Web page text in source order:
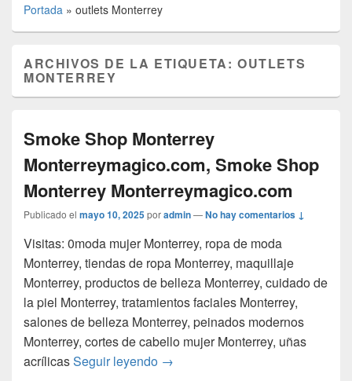
Portada » outlets Monterrey
ARCHIVOS DE LA ETIQUETA:OUTLETS
MONTERREY
Smoke Shop Monterrey
Monterreymagico.com, Smoke Shop
Monterrey Monterreymagico.com
Publicado el mayo 10, 2025poradmin—No hay comentarios ↓
Visitas: 0moda mujer Monterrey, ropa de moda
Monterrey, tiendas de ropa Monterrey, maquillaje
Monterrey, productos de belleza Monterrey, cuidado de
la piel Monterrey, tratamientos faciales Monterrey,
salones de belleza Monterrey, peinados modernos
Monterrey, cortes de cabello mujer Monterrey, uñas
acrílicasSeguir leyendo Smoke Shop Monterrey
→